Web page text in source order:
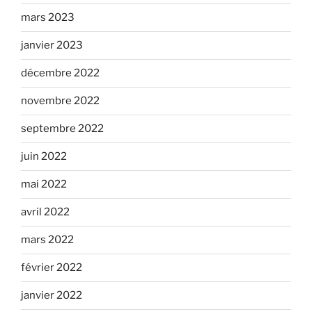
mars 2023
janvier 2023
décembre 2022
novembre 2022
septembre 2022
juin 2022
mai 2022
avril 2022
mars 2022
février 2022
janvier 2022